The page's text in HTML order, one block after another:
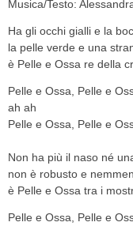
Musica/Testo:
Ha gli occhi gialli e la
la pelle verde e una
è Pelle e Ossa re della
Pelle e Ossa, Pelle e
ah ah
Pelle e Ossa, Pelle e
Non ha più il naso né
non è robusto e
è Pelle e Ossa tra i
Pelle e Ossa, Pelle e